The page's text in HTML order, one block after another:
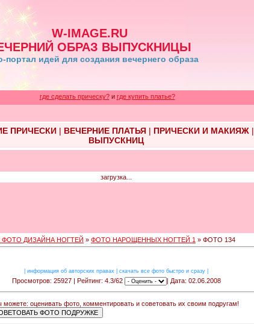
W-IMAGE.RU
ОБРАЗ ВЫПУСКНИЦЫ
портал идей для создания вечернего образа
где сделать прическу?и где купить платье?
ПРИЧЕСКИ| ВЕЧЕРНИЕ ПЛАТЬЯ| ПРИЧЕСКИ И МАКИЯЖ|
ВЫПУСКНИЦ
загрузка...
ФОТО ДИЗАЙНА НОГТЕЙ » ФОТО НАРОЩЕННЫХ НОГТЕЙ 1 » ФОТО 134
информация об авторских правах скачать все фото быстро и сразу
Просмотров: 25927 | Рейтинг: 4.3/62 | Дата: 02.06.2008
можете: оценивать фото, комментировать и советовать их своим подругам!